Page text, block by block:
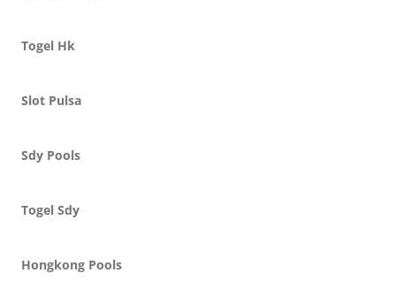
Togel Hk
Slot Pulsa
Sdy Pools
Togel Sdy
Hongkong Pools